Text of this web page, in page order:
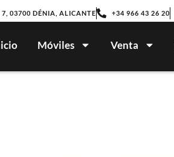
03700 DÉNIA, ALICANTE +34 966 43 26 20
Móviles Venta